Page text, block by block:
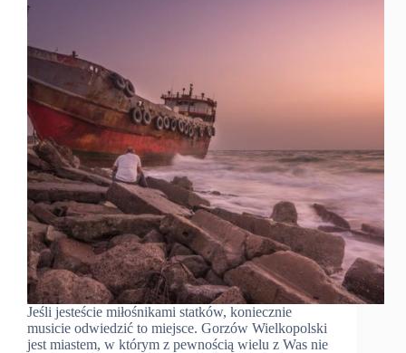
Jeśli jesteście miłośnikami statków, koniecznie
musicie odwiedzić to miejsce. Gorzów Wielkopolski
jest miastem, w którym z pewnością wielu z Was nie